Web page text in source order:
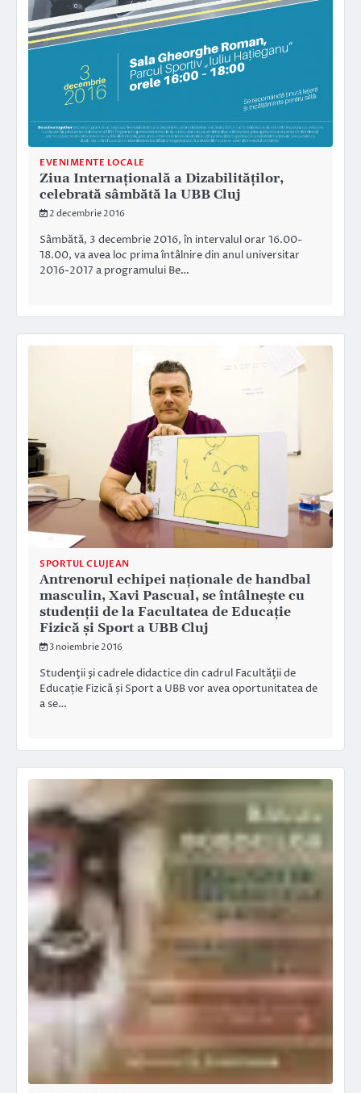
EVENIMENTE LOCALE
Ziua Internațională a Dizabilităților,
celebrată sâmbătă la UBB Cluj
2 decembrie 2016
Sâmbătă, 3 decembrie 2016, în intervalul orar 16.00-
18.00, va avea loc prima întâlnire din anul universitar
2016-2017 a programului Be…
SPORTUL CLUJEAN
Antrenorul echipei naționale de handbal
masculin, Xavi Pascual, se întâlnește cu
studenții de la Facultatea de Educație
Fizică și Sport a UBB Cluj
3 noiembrie 2016
Studenţii şi cadrele didactice din cadrul Facultăţii de
Educație Fizică și Sport a UBB vor avea oportunitatea de
a se…